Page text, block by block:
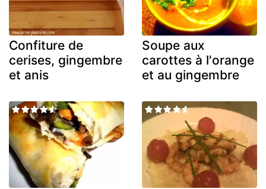
Confiture de
cerises, gingembre
et anis
Soupe aux
carottes à l'orange
et au gingembre